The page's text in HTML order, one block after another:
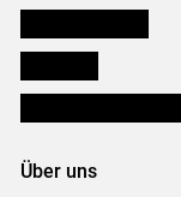
Über uns